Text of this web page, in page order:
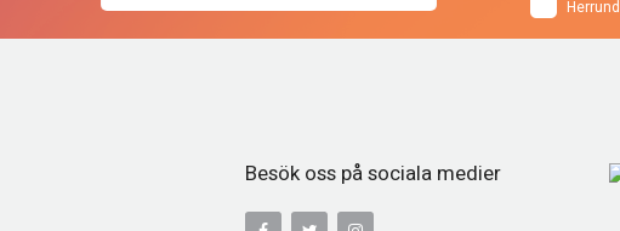
Besök oss på sociala medier